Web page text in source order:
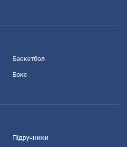
Баскетбол
Бокс
Підручники